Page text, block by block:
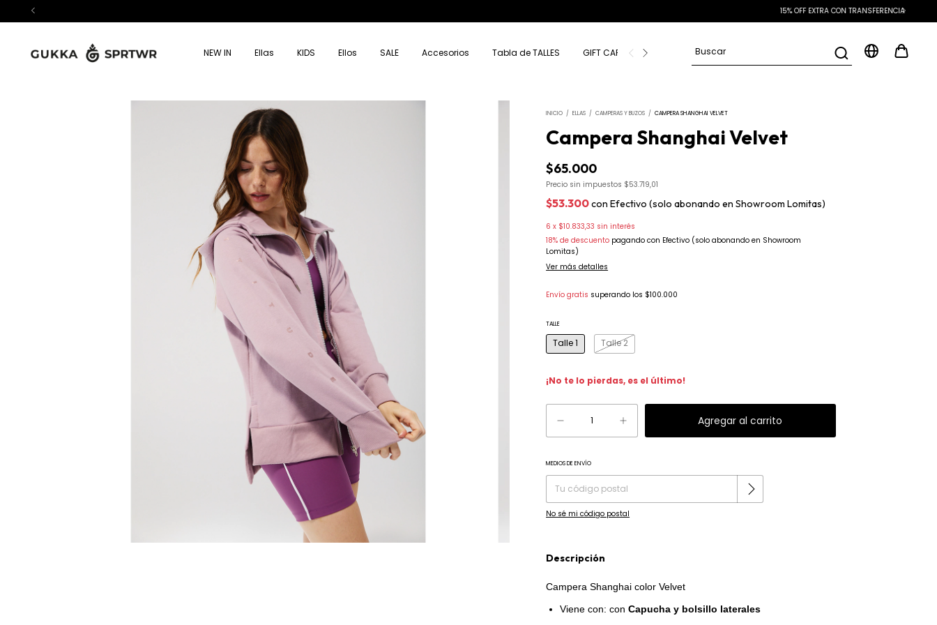
NEW IN Ellas KIDS Ellos SALE Accesorios Tabla de TALLES GIFT CARD Preguntas frecuentes
INICIO / ELLAS / CAMPERAS Y BUZOS / CAMPERA SHANGHAI VELVET
Campera Shanghai Velvet
$65.000
Precio sin impuestos $53.719,01
$53.300con Efectivo (solo abonando en Showroom Lomitas)
6 x $10.833,33 sin interés
18% de descuento pagando con Efectivo (solo abonando en Showroom
Lomitas)
Ver más detalles
Envío gratis superando los $100.000
TALLE
Talle 1 Talle 2
¡No te lo pierdas, es el último!
Entregas para el CP:
MEDIOS DE ENVÍO
No sé mi código postal
Descripción
Campera Shanghai color Velvet
Viene con: conCapucha y bolsillo laterales